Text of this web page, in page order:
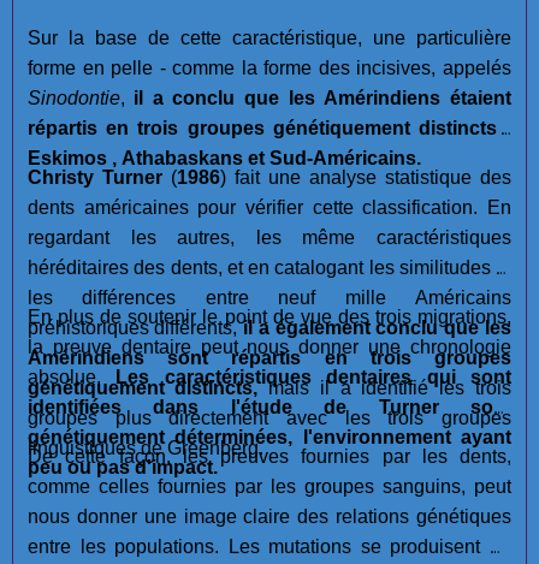
Sur la base de cette caractéristique, une particulière
forme en pelle - comme la forme des incisives, appelés
Sinodontie, il a conclu que les Amérindiens étaient
répartis en trois groupes génétiquement distincts :
Eskimos , Athabaskans et Sud-Américains.
Christy Turner (1986) fait une analyse statistique des
dents américaines pour vérifier cette classification. En
regardant les autres, les même caractéristiques
héréditaires des dents, et en catalogant les similitudes et
les différences entre neuf mille Américains
préhistoriques différents,il a également conclu que les
Amérindiens sont répartis en trois groupes
génétiquement distincts,mais il a identifié les trois
groupes plus directement avec les trois groupes
linguistiques de Greenberg.
En plus de soutenir le point de vue des trois migrations,
la preuve dentaire peut nous donner une chronologie
absolue. Les caractéristiques dentaires qui sont
identifiées dans l'étude de Turner sont
génétiquement déterminées, l'environnement ayant
peu ou pas d'impact.
De cette façon, les preuves fournies par les dents,
comme celles fournies par les groupes sanguins, peut
nous donner une image claire des relations génétiques
entre les populations. Les mutations se produisent de